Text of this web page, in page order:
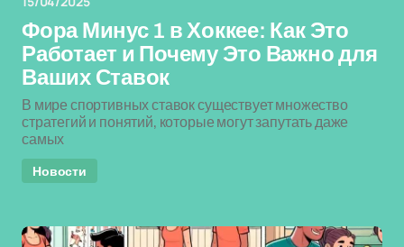
Фора Минус 1 в Хоккее: Как Это
Работает и Почему Это Важно для
Ваших Ставок
В мире спортивных ставок существует множество
стратегий и понятий, которые могут запутать даже
самых
Новости